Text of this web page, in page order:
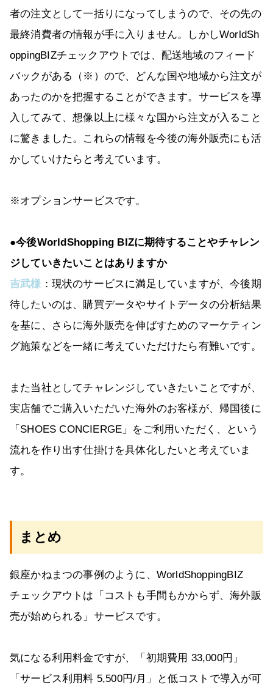
者の注文として一括りになってしまうので、その先の
最終消費者の情報が手に入りません。しかしWorldSh
oppingBIZチェックアウトでは、配送地域のフィード
バックがある（※）ので、どんな国や地域から注文が
あったのかを把握することができます。サービスを導
入してみて、想像以上に様々な国から注文が入ること
に驚きました。これらの情報を今後の海外販売にも活
かしていけたらと考えています。
※オプションサービスです。
●今後WorldShopping BIZに期待することやチャレン
ジしていきたいことはありますか
吉武様 ：現状のサービスに満足していますが、今後期
待したいのは、購買データやサイトデータの分析結果
を基に、さらに海外販売を伸ばすためのマーケティン
グ施策などを一緒に考えていただけたら有難いです。
また当社としてチャレンジしていきたいことですが、
実店舗でご購入いただいた海外のお客様が、帰国後に
「SHOES CONCIERGE」をご利用いただく、という
流れを作り出す仕掛けを具体化したいと考えていま
す。
まとめ
銀座かねまつの事例のように、WorldShoppingBIZ
チェックアウトは「コストも手間もかからず、海外販
売が始められる」サービスです。
気になる利用料金ですが、「初期費用 33,000円」
「サービス利用料 5,500円/月」と低コストで導入が可